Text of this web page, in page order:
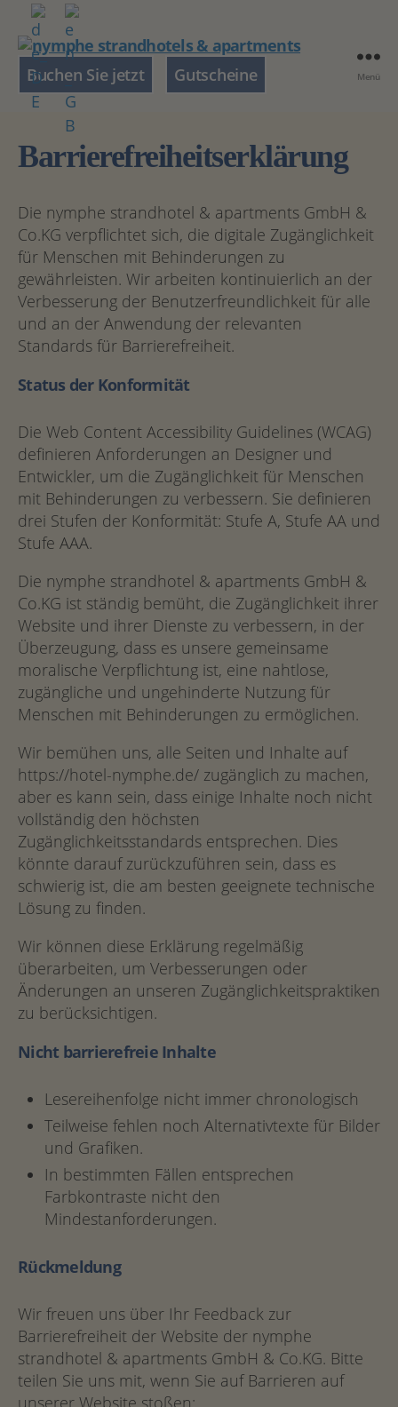
nymphe
strandhotels
apartments
Menü
Buchen Sie jetzt Gutscheine
Barrierefreiheitserklärung
Die nymphe strandhotel & apartments GmbH &
Co.KG verpflichtet sich, die digitale Zugänglichkeit
für Menschen mit Behinderungen zu
gewährleisten. Wir arbeiten kontinuierlich an der
Verbesserung der Benutzerfreundlichkeit für alle
und an der Anwendung der relevanten
Standards für Barrierefreiheit.
Status der Konformität
Die Web Content Accessibility Guidelines (WCAG)
definieren Anforderungen an Designer und
Entwickler, um die Zugänglichkeit für Menschen
mit Behinderungen zu verbessern. Sie definieren
drei Stufen der Konformität: Stufe A, Stufe AA und
Stufe AAA.
Die nymphe strandhotel & apartments GmbH &
Co.KG ist ständig bemüht, die Zugänglichkeit ihrer
Website und ihrer Dienste zu verbessern, in der
Überzeugung, dass es unsere gemeinsame
moralische Verpflichtung ist, eine nahtlose,
zugängliche und ungehinderte Nutzung für
Menschen mit Behinderungen zu ermöglichen.
Wir bemühen uns, alle Seiten und Inhalte auf
https://hotel-nymphe.de/ zugänglich zu machen,
aber es kann sein, dass einige Inhalte noch nicht
vollständig den höchsten
Zugänglichkeitsstandards entsprechen. Dies
könnte darauf zurückzuführen sein, dass es
schwierig ist, die am besten geeignete technische
Lösung zu finden.
Wir können diese Erklärung regelmäßig
überarbeiten, um Verbesserungen oder
Änderungen an unseren Zugänglichkeitspraktiken
zu berücksichtigen.
Nicht barrierefreie Inhalte
Lesereihenfolge nicht immer chronologisch
Teilweise fehlen noch Alternativtexte für Bilder
und Grafiken.
In bestimmten Fällen entsprechen
Farbkontraste nicht den
Mindestanforderungen.
Rückmeldung
Wir freuen uns über Ihr Feedback zur
Barrierefreiheit der Website der nymphe
strandhotel & apartments GmbH & Co.KG. Bitte
teilen Sie uns mit, wenn Sie auf Barrieren auf
unserer Website stoßen: